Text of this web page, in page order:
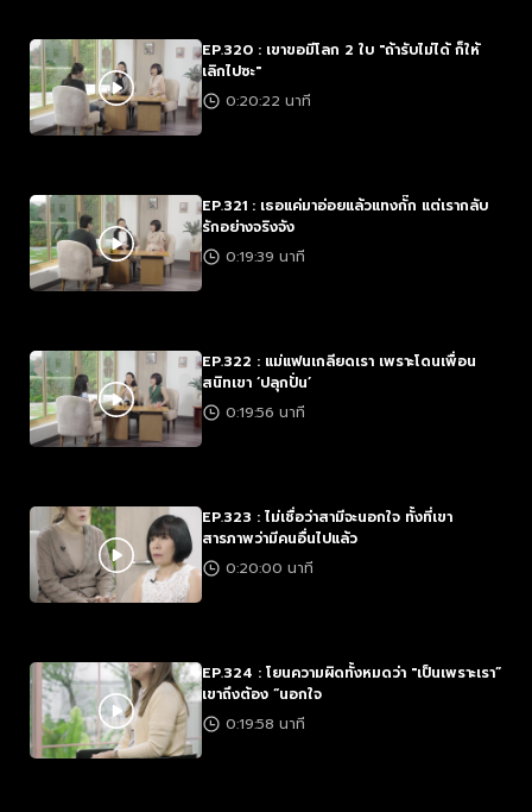
EP.320 : เขาขอมีโลก 2 ใบ "ถ้ารับไม่ได้ ก็ให้
เลิกไปซะ"
0:20:22 นาที
EP.321 : เธอแค่มาอ่อยแล้วแทงกั๊ก แต่เรากลับ
รักอย่างจริงจัง
0:19:39 นาที
EP.322 : แม่แฟนเกลียดเรา เพราะโดนเพื่อน
สนิทเขา ‘ปลุกปั่น’
0:19:56 นาที
EP.323 : ไม่เชื่อว่าสามีจะนอกใจ ทั้งที่เขา
สารภาพว่ามีคนอื่นไปแล้ว
0:20:00 นาที
EP.324 : โยนความผิดทั้งหมดว่า "เป็นเพราะเรา”
เขาถึงต้อง “นอกใจ
0:19:58 นาที